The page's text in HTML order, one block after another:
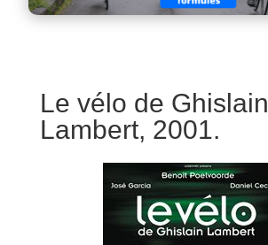
Le vélo de Ghislain
Lambert, 2001.